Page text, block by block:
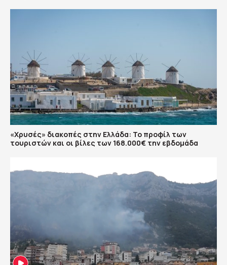
«Χρυσές» διακοπές στην Ελλάδα: Το προφίλ των
τουριστών και οι βίλες των 168.000€ την εβδομάδα